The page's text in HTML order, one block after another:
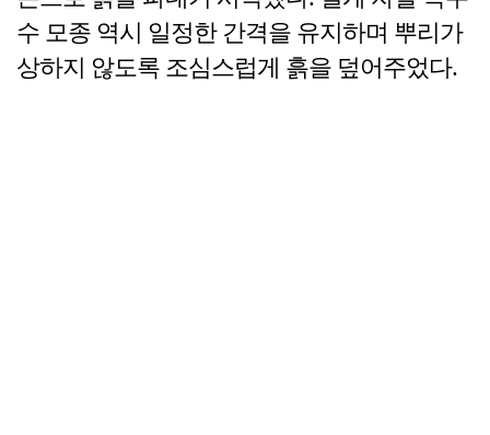
수 모종 역시 일정한 간격을 유지하며 뿌리가
상하지 않도록 조심스럽게 흙을 덮어주었다.